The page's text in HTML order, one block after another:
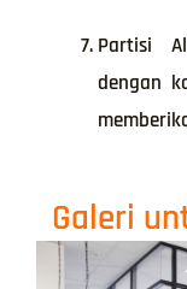
Partisi
dengan
Galeri